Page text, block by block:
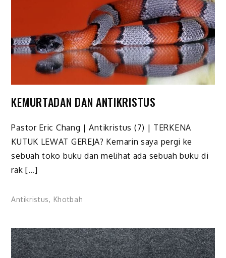
KEMURTADAN DAN ANTIKRISTUS
Pastor Eric Chang | Antikristus (7) | TERKENA
KUTUK LEWAT GEREJA? Kemarin saya pergi ke
sebuah toko buku dan melihat ada sebuah buku di
rak […]
Antikristus, Khotbah